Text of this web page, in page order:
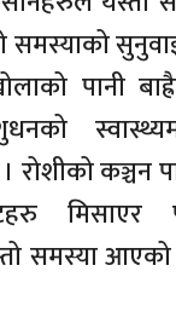
पानी
रोशीको कञ्चन
मिसाएर
समस्या